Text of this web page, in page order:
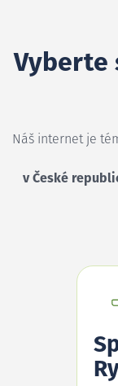
Vyberte
Náš internet je
v České